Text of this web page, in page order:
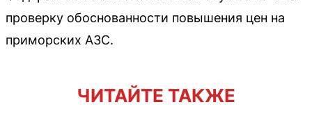
проверку обоснованности повышения цен на
приморских АЗС.
ЧИТАЙТЕ ТАКЖЕ